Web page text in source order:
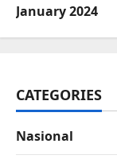
January 2024
CATEGORIES
Nasional